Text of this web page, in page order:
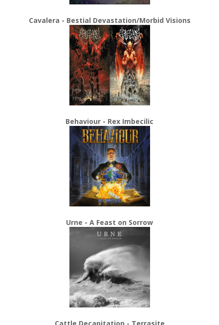
Cavalera - Bestial Devastation/Morbid Visions
Behaviour - Rex Imbecilic
Urne - A Feast on Sorrow